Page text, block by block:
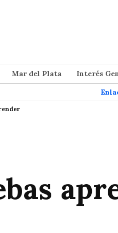
Mar del Plata Interés